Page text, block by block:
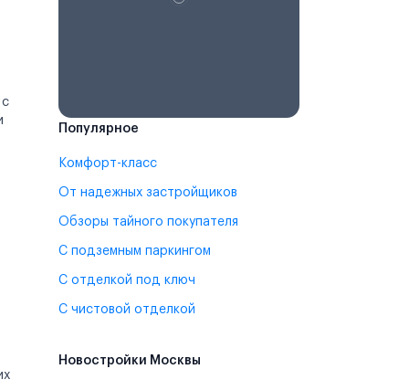
Популярное
Комфорт-класс
От надежных застройщиков
Обзоры тайного покупателя
С подземным паркингом
С отделкой под ключ
С чистовой отделкой
Новостройки Москвы